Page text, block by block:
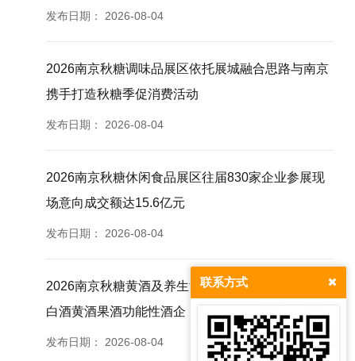
发布日期： 2026-08-04
2026南京秋糖调味品展区依托展城融合思路与南京
携手打造秋糖季促消费活动
发布日期： 2026-08-04
2026南京秋糖休闲食品展区往届830家企业参展现
场意向成交额达15.6亿元
发布日期： 2026-08-04
2026南京秋糖黄酒及养生酒专区深耕酿造创新适配
白酒黄酒果酒功能性酒企
发布日期： 2026-08-04
联系方式